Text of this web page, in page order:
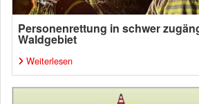
Personenrettung in schwer
Waldgebiet
Weiterlesen